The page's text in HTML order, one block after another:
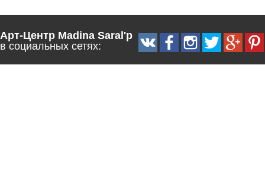
Арт-Центр Madina Saral'p
в социальных сетях: